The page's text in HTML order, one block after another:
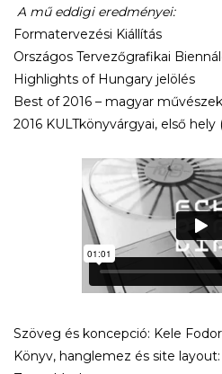
A mű eddigi eredményei:
Formatervezési Kiállítás
Országos Tervezőgrafikai
Highlights of Hungary jelölés
Best of 2016 – magyar
2016 KULTkönyvárgyai, első hely
Szöveg és koncepció: Kele
Könyv, hanglemez és site